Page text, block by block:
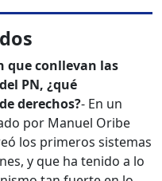
que conllevan las
PN, ¿qué
derechos?- En un
por Manuel Oribe
los primeros sistemas
y que ha tenido a lo